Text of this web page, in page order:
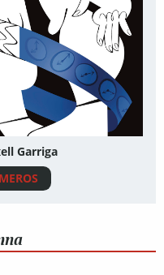
Garriga